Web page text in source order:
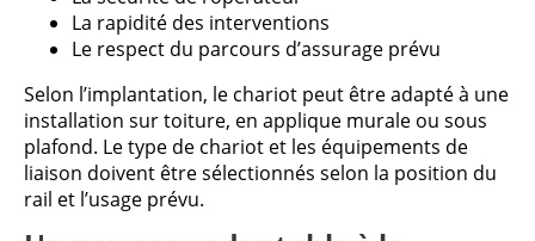
La rapidité des interventions
Le respect du parcours d’assurage prévu
Selon l’implantation, le chariot peut être adapté à une
installation sur toiture, en applique murale ou sous
plafond. Le type de chariot et les équipements de
liaison doivent être sélectionnés selon la position du
rail et l’usage prévu.